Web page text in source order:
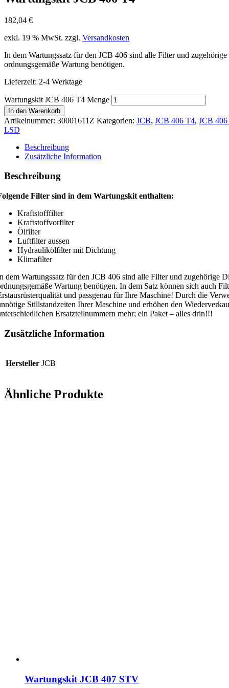
182,04 €
exkl. 19 % MwSt. zzgl. Versandkosten
In dem Wartungssatz für den JCB 406 sind alle Filter und
ordnungsgemäße Wartung benötigen.
Lieferzeit: 2-4 Werktage
Wartungskit JCB 406 T4 Menge
In den Warenkorb
Artikelnummer: 30001611Z Kategorien: JCB, JCB 406 T4, JCB
LSD
Beschreibung
Zusätzliche Information
Beschreibung
Filter sind in dem Wartungskit enthalten:
Kraftstofffilter
Kraftstoffvorfilter
Ölfilter
Luftfilter aussen
Hydraulikölfilter mit Dichtung
Klimafilter
dem Wartungssatz für den JCB 406 sind alle Filter und zugehörige
Wartung benötigen. In dem Satz können sich auch
und passgenau für Ihre Maschine! Durch die
Stillstandzeiten Ihrer Maschine und erhöhen den
Ersatzteilnummern mehr; ein Paket – alles drin!!!
Zusätzliche Information
Hersteller JCB
Ähnliche Produkte
Wartungskit JCB 407 STV